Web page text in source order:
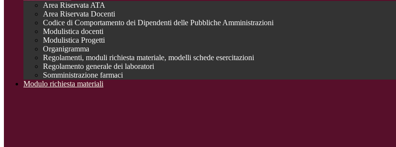
Area Riservata ATA
Area Riservata Docenti
Codice di Comportamento dei Dipendenti delle Pubbliche Amministrazioni
Modulistica docenti
Modulistica Progetti
Organigramma
Regolamenti, moduli richiesta materiale, modelli schede esercitazioni
Regolamento generale dei laboratori
Somministrazione farmaci
Modulo richiesta materiali